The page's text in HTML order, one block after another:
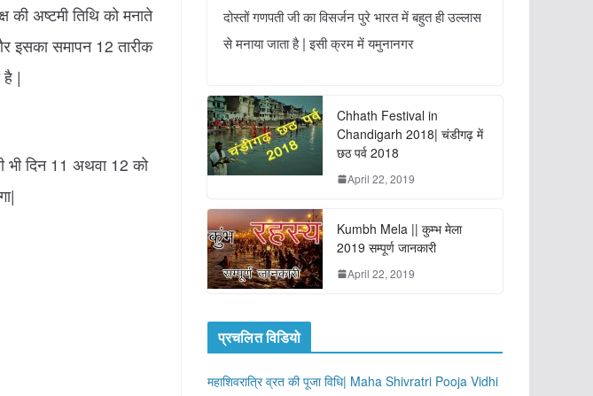
की अष्टमी तिथि को मनाते
इसका समापन 12 तारीक
है |
दिन 11 अथवा 12 को
दोस्तों गणपती जी का विसर्जन पुरे भारत में बहुत ही उल्लास
से मनाया जाता है | इसी क्रम में यमुनानगर
Chhath Festival in
Chandigarh 2018| चंडीगढ़ में
छठ पर्व 2018
April 22, 2019
Kumbh Mela || कुम्भ मेला
2019 सम्पूर्ण जानकारी
April 22, 2019
प्रचलित विडियो
महाशिवरात्रि व्रत की पूजा विधि| Maha Shivratri Pooja Vidhi